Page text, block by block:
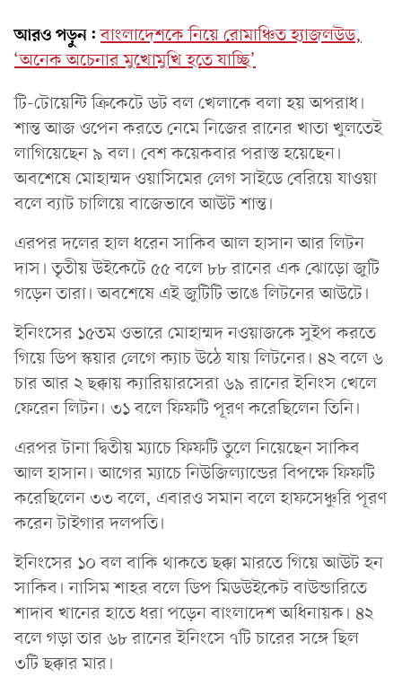
আরও পড়ুন: বাংলাদেশকে নিয়ে রোমাঞ্চিত হ্যাজলউড,
‘অনেক অচেনার মুখোমুখি হতে যাচ্ছি’
টি-টোয়েন্টি ক্রিকেটে ডট বল খেলাকে বলা হয় অপরাধ।
শান্ত আজ ওপেন করতে নেমে নিজের রানের খাতা খুলতেই
লাগিয়েছেন ৯ বল। বেশ কয়েকবার পরাস্ত হয়েছেন।
অবশেষে মোহাম্মদ ওয়াসিমের লেগ সাইডে বেরিয়ে যাওয়া
বলে ব্যাট চালিয়ে বাজেভাবে আউট শান্ত।
এরপর দলের হাল ধরেন সাকিব আল হাসান আর লিটন
দাস। তৃতীয় উইকেটে ৫৫ বলে ৮৮ রানের এক ঝোড়ো জুটি
গড়েন তারা। অবশেষে এই জুটিটি ভাঙে লিটনের আউটে।
ইনিংসের ১৫তম ওভারে মোহাম্মদ নওয়াজকে সুইপ করতে
গিয়ে ডিপ স্কয়ার লেগে ক্যাচ উঠে যায় লিটনের। ৪২ বলে ৬
চার আর ২ ছক্কায় ক্যারিয়ারসেরা ৬৯ রানের ইনিংস খেলে
ফেরেন লিটন। ৩১ বলে ফিফটি পূরণ করেছিলেন তিনি।
এরপর টানা দ্বিতীয় ম্যাচে ফিফটি তুলে নিয়েছেন সাকিব
আল হাসান। আগের ম্যাচে নিউজিল্যান্ডের বিপক্ষে ফিফটি
করেছিলেন ৩৩ বলে, এবারও সমান বলে হাফসেঞ্চুরি পূরণ
করেন টাইগার দলপতি।
ইনিংসের ১০ বল বাকি থাকতে ছক্কা মারতে গিয়ে আউট হন
সাকিব। নাসিম শাহর বলে ডিপ মিডউইকেট বাউন্ডারিতে
শাদাব খানের হাতে ধরা পড়েন বাংলাদেশ অধিনায়ক। ৪২
বলে গড়া তার ৬৮ রানের ইনিংসে ৭টি চারের সঙ্গে ছিল
৩টি ছক্কার মার।